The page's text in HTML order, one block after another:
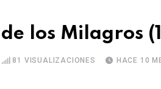
los Milagros
81 VISUALIZACIONES HACE 10